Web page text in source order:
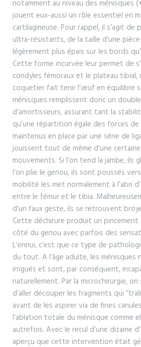
notamment au niveau des ménisques
jouent eux-aussi un rôle essentiel en
cartilagineuse. Pour rappel, il s’agit
ultra-résistants, de la taille d’une
légèrement plus épais sur les bords
Cette forme incurvée leur permet de
condyles fémoraux et le plateau tibial,
coquetier fait tenir l’œuf en équilibre
ménisques remplissent donc un
d’amortisseurs, assurant tant la
qu’une répartition égale des forces
maintenus en place par une série de
jouissent tout de même d’une
mouvements. Si l’on tend la jambe, ils
l’on plie le genou, ils sont poussés
mobilité les met normalement à l’abri
entre le fémur et le tibia.
d’un faux geste, ils se retrouvent
Cette déchirure produit un pincement
côté du genou avec parfois des
L’ennui, c’est que ce type de
du tout. A l’âge adulte, les
irrigués et sont, par conséquent,
naturellement. Par la microchirurgie, on
d’aller découper les fragments qui
avant de les aspirer via de fines
l’ablation totale du ménisque comme
autrefois. Avec le recul d’une dizaine
aperçu que cette intervention était